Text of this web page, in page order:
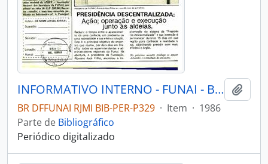
INFORMATIVO INTERNO - FUNAI - BRASÍLIA DF FUNAI - 1986 - Nº01
BR DFFUNAI RJMI BIB-PER-P329 · Item · 1986
Parte de Bibliográfico
Periódico digitalizado